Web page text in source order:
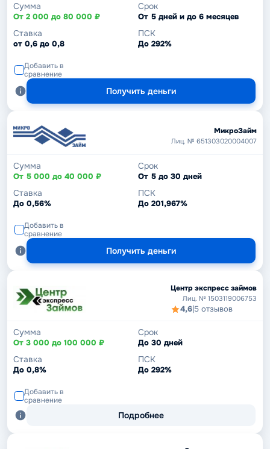
Сумма
От 2 000 до 80 000 ₽
Срок
От 5 дней и до 6 месяцев
Ставка
от 0,6 до 0,8
ПСК
До 292%
Добавить в
сравнение
Получить деньги
МикроЗайм
Лиц. № 651303020004007
Сумма
От 5 000 до 40 000 ₽
Срок
От 5 до 30 дней
Ставка
До 0,56%
ПСК
До 201,967%
Добавить в
сравнение
Получить деньги
Центр экспресс займов
Лиц. № 1503119006753
4,6|5 отзывов
Сумма
От 3 000 до 100 000 ₽
Срок
До 30 дней
Ставка
До 0,8%
ПСК
До 292%
Добавить в
сравнение
Подробнее